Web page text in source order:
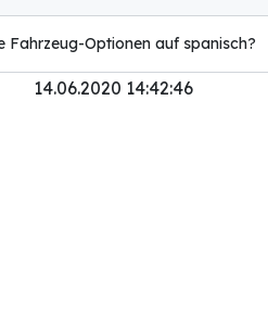
Fahrzeug-Optionen auf spanisch?
14.06.2020 14:42:46